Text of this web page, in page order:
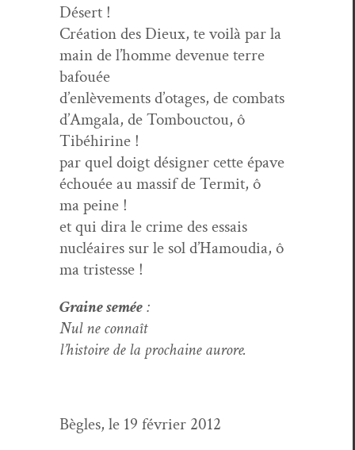
Désert !
Créa­tion des Dieux, te voilà par la
main de l’homme dev­enue terre
bafouée
d’enlèvements d’otages, de com­bats
d’Amgala, de Tombouc­tou, ô
Tibéhirine !
par quel doigt désign­er cette épave
échouée au mas­sif de Ter­mit, ô
ma peine !
et qui dira le crime des essais
nucléaires sur le sol d’Hamoudia, ô
ma tristesse !
Graine semée:
Nul ne connaît
l’his­toire de la prochaine aurore.
Bègles, le 19 févri­er 2012